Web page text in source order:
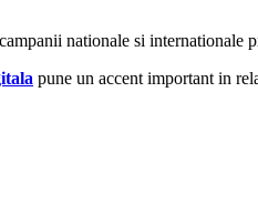
nationale si
pune un accent important in